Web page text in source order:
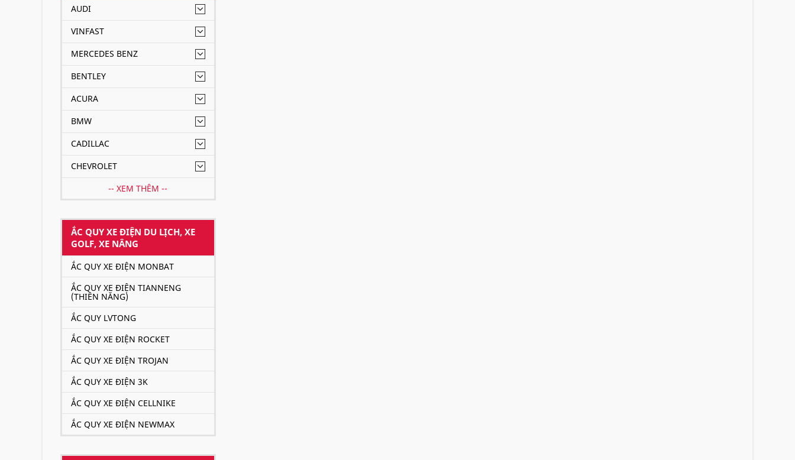
AUDI
VINFAST
MERCEDES BENZ
BENTLEY
ACURA
BMW
CADILLAC
CHEVROLET
-- XEM THÊM --
ẮC QUY XE ĐIỆN DU LỊCH, XE
GOLF, XE NÂNG
ẮC QUY XE ĐIỆN MONBAT
ẮC QUY XE ĐIỆN TIANNENG
(THIÊN NĂNG)
ẮC QUY LVTONG
ẮC QUY XE ĐIỆN ROCKET
ẮC QUY XE ĐIỆN TROJAN
ẮC QUY XE ĐIỆN 3K
ẮC QUY XE ĐIỆN CELLNIKE
ẮC QUY XE ĐIỆN NEWMAX